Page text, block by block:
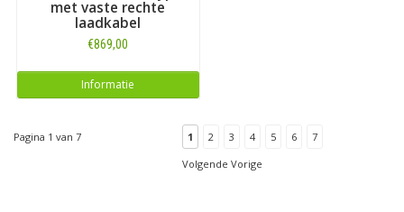
met vaste rechte
laadkabel
€869,00
Informatie
Pagina 1 van 7 1 2 3 4 5 6
7
Volgende Vorige